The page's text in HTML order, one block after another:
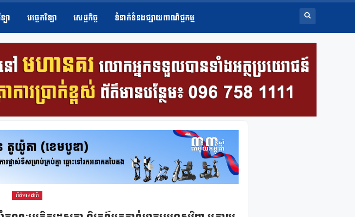
ា បច្ចេកវិទ្យា សេដ្ឋកិច្ច ទំនាក់ទំនងផ្សាយពាណិជ្ជកម្ម
ព័ត៌មានជាតិ